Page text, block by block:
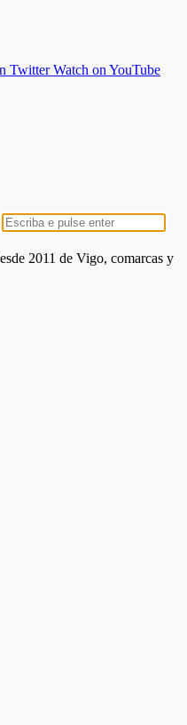
Twitter Watch on YouTube
2011 de Vigo, comarcas y